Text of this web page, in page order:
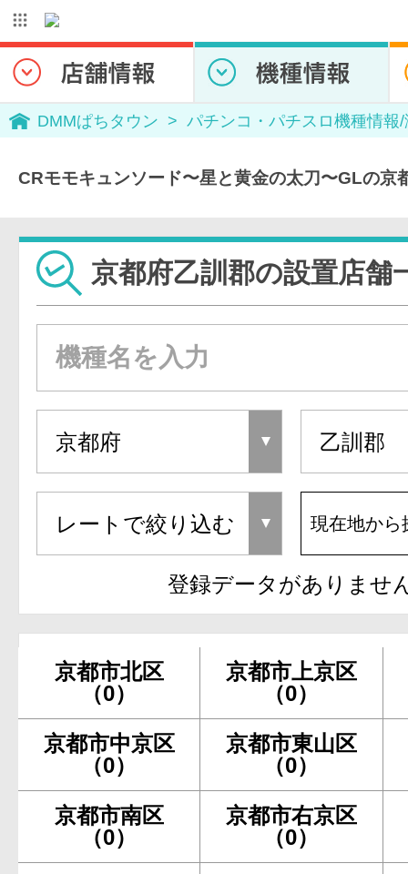
DMMぱちタウン パチンコ・パチスロ機種情報
CRモモキュンソード〜星と黄金の太刀〜GLの京
京都府乙訓郡の設置店舗
現在地から
登録データがありませ
京都市北区
（0）
京都市上京区
（0）
京都市中京区
（0）
京都市東山区
（0）
京都市南区
（0）
京都市右京区
（0）